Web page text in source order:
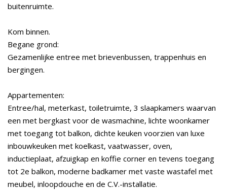
buitenruimte.
Kom binnen.
Begane grond:
Gezamenlijke entree met brievenbussen, trappenhuis en
bergingen.
Appartementen:
Entree/hal, meterkast, toiletruimte, 3 slaapkamers waarvan
een met bergkast voor de wasmachine, lichte woonkamer
met toegang tot balkon, dichte keuken voorzien van luxe
inbouwkeuken met koelkast, vaatwasser, oven,
inductieplaat, afzuigkap en koffie corner en tevens toegang
tot 2e balkon, moderne badkamer met vaste wastafel met
meubel, inloopdouche en de C.V.-installatie.